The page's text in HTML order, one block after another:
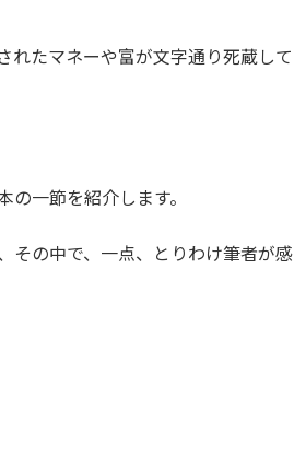
れたマネーや富が文字通り死蔵して
一節を紹介します。
その中で、一点、とりわけ筆者が感